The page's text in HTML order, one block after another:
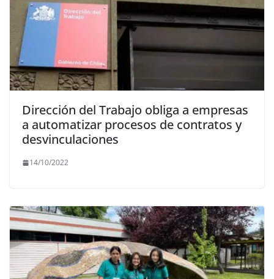
Dirección del Trabajo obliga a empresas
a automatizar procesos de contratos y
desvinculaciones
14/10/2022